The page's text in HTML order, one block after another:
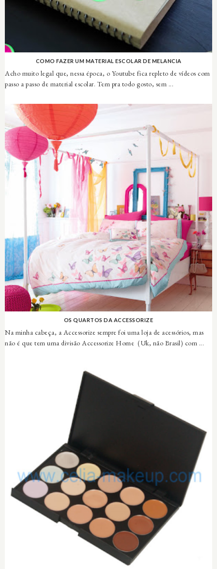
COMO FAZER UM MATERIAL ESCOLAR DE MELANCIA
Acho muito legal que, nessa época, o Youtube fica repleto de vídeos com
passo a passo de material escolar. Tem pra todo gosto, sem ...
OS QUARTOS DA ACCESSORIZE
Na minha cabeça, a Accessorize sempre foi uma loja de acessórios, mas
não é que tem uma divisão Accessorize Home (Uk, não Brasil) com ...